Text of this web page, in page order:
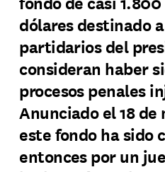
dólares destinado
partidarios del
consideran haber
procesos penales
Anunciado el 18 de
este fondo ha sido
entonces por un